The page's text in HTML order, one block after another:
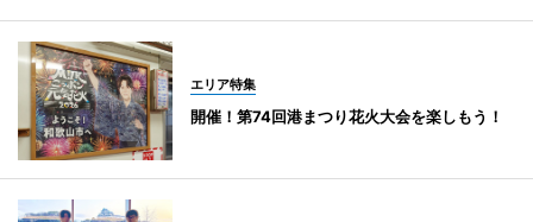
エリア特集
開催！第74回港まつり花火大会を楽しもう！